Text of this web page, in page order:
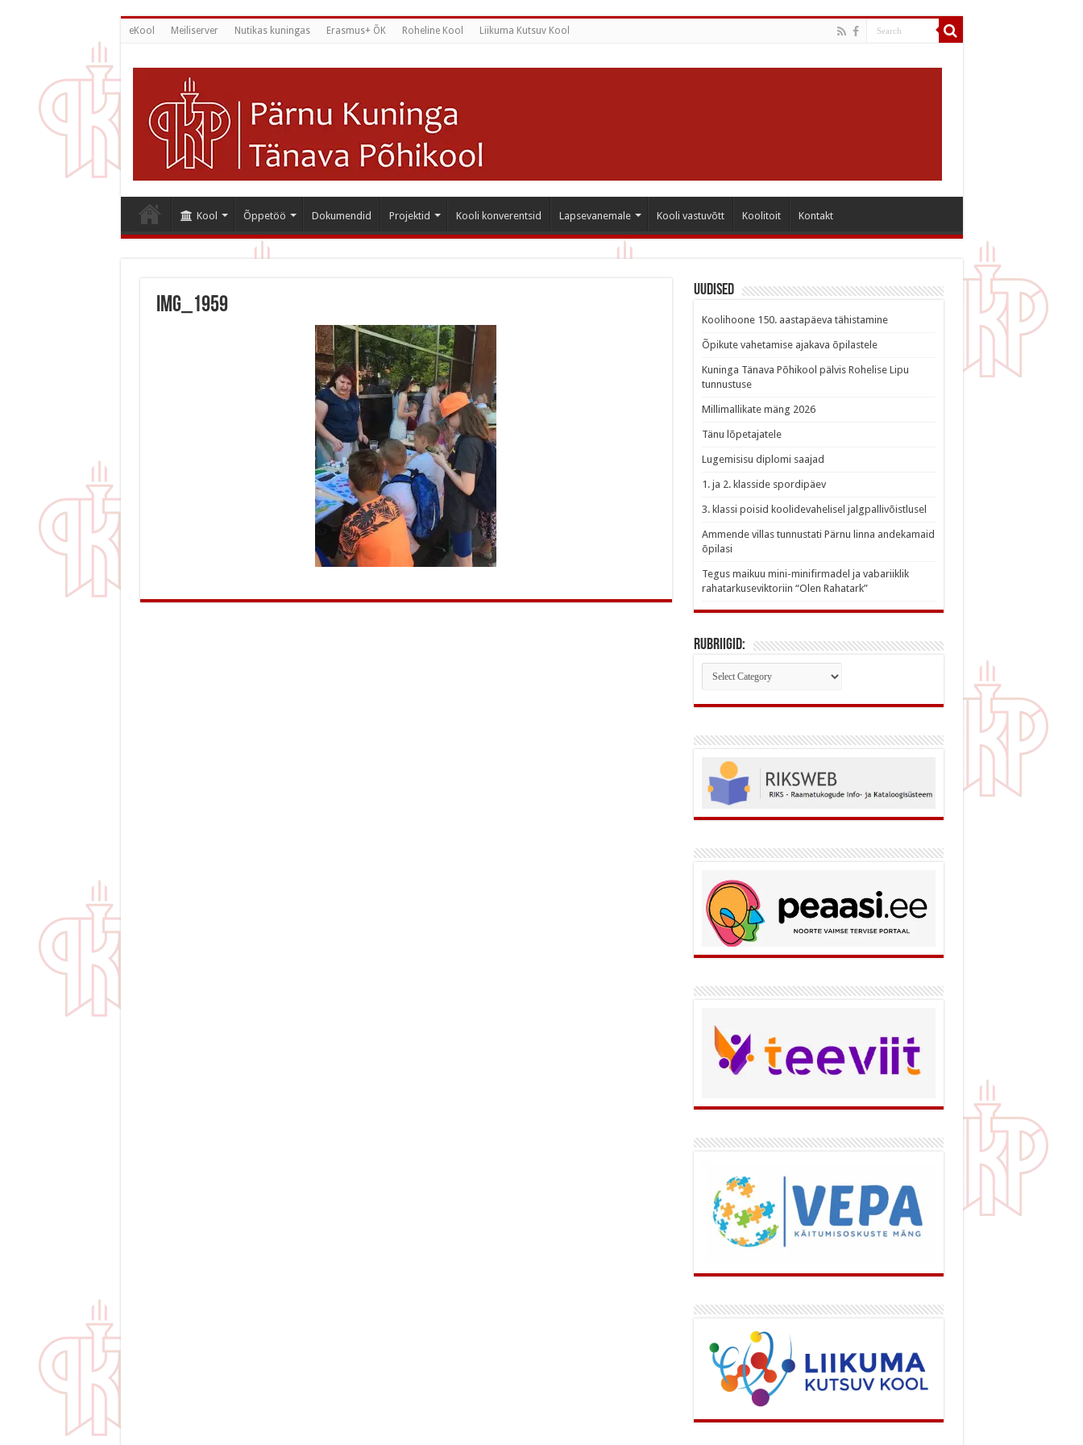
eKool Meiliserver Nutikas kuningas Erasmus+ ÕK Roheline Kool Liikuma Kutsuv Kool
Kool Õppetöö Dokumendid Projektid Kooli konverentsid Lapsevanemale Kooli vastuvõtt Koolitoit Kontakt
IMG_1959
Uudised
Koolihoone 150. aastapäeva tähistamine
Õpikute vahetamise ajakava õpilastele
Kuninga Tänava Põhikool pälvis Rohelise Lipu
tunnustuse
Millimallikate mäng 2026
Tänu lõpetajatele
Lugemisisu diplomi saajad
1. ja 2. klasside spordipäev
3. klassi poisid koolidevahelisel jalgpallivõistlusel
Ammende villas tunnustati Pärnu linna andekamaid
õpilasi
Tegus maikuu mini-minifirmadel ja vabariiklik
rahatarkuseviktoriin “Olen Rahatark”
Rubriigid:
Rubriigid: